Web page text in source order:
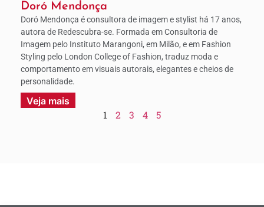
Doró Mendonça
Doró Mendonça é consultora de imagem e stylist há 17 anos,
autora de Redescubra-se. Formada em Consultoria de
Imagem pelo Instituto Marangoni, em Milão, e em Fashion
Styling pelo London College of Fashion, traduz moda e
comportamento em visuais autorais, elegantes e cheios de
personalidade.
Veja mais
1 2 3 4 5